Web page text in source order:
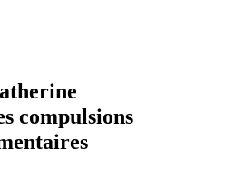
compulsions